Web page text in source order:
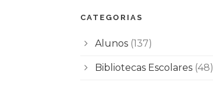
CATEGORIAS
Alunos (137)
Bibliotecas Escolares (48)